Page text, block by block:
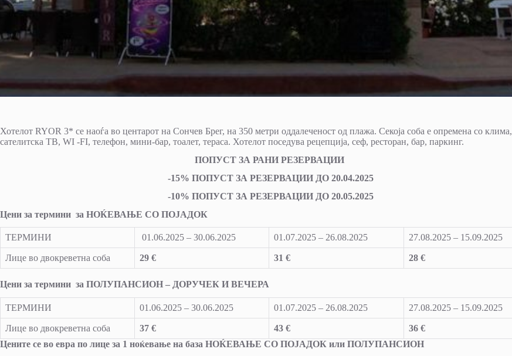
Хотелот RYOR 3* се наоѓа во центарот на Сончев Брег, на 350 метри оддалеченост од плажа. Секоја соба е опремена со клима,
сателитска ТВ, WI -FI, телефон, мини-бар, тоалет, тераса. Хотелот поседува рецепција, сеф, ресторан, бар, паркинг.
ПОПУСТ ЗА РАНИ РЕЗЕРВАЦИИ
-15% ПОПУСТ ЗА РЕЗЕРВАЦИИ ДО 20.04.2025
-10% ПОПУСТ ЗА РЕЗЕРВАЦИИ ДО 20.05.2025
Цени за термини за НОЌЕВАЊЕ СО ПОЈАДОК
ТЕРМИНИ 01.06.2025 – 30.06.2025 01.07.2025 – 26.08.2025 27.08.2025 – 15.09.2025
Лице во двокреветна соба 29 € 31 € 28 €
Цени за термини за ПОЛУПАНСИОН – ДОРУЧЕК И ВЕЧЕРА
ТЕРМИНИ 01.06.2025 – 30.06.2025 01.07.2025 – 26.08.2025 27.08.2025 – 15.09.2025
Лице во двокреветна соба 37 € 43 €
36 €
Цените се во евра по лице за 1 ноќевање на база НОЌЕВАЊЕ СО ПОЈАДОК или ПОЛУПАНСИОН